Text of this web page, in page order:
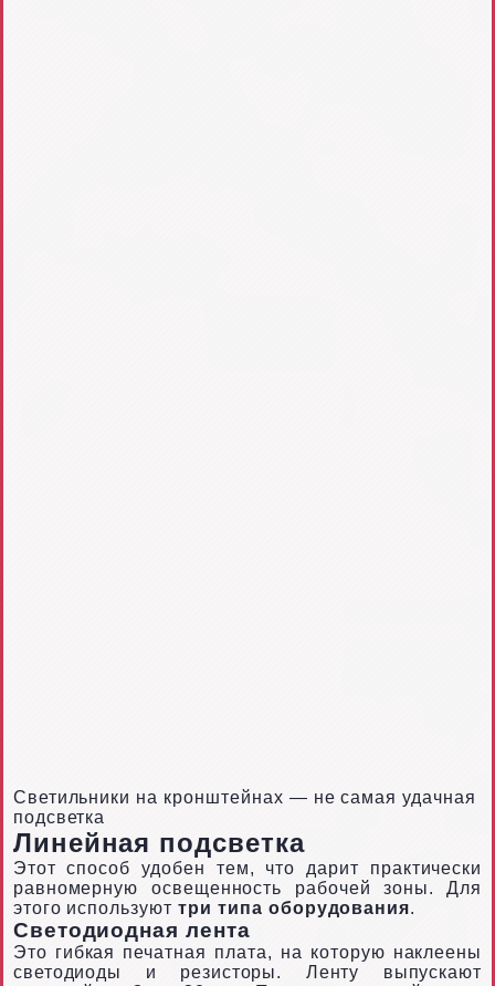
Светильники на кронштейнах — не самая удачная
подсветка
Линейная подсветка
Этот способ удобен тем, что дарит практически
равномерную освещенность рабочей зоны. Для
этого используюттри типа оборудования.
Светодиодная лента
Это гибкая печатная плата, на которую наклеены
светодиоды и резисторы. Ленту выпускают